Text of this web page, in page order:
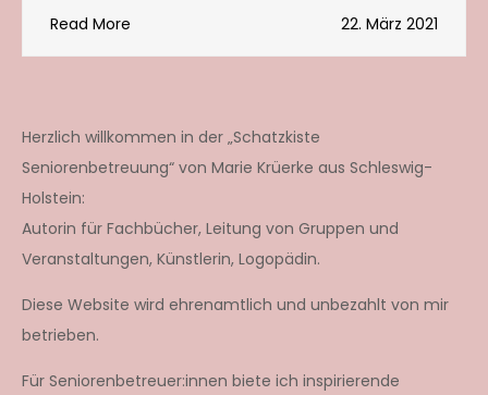
Read More 22. März 2021
Herzlich willkommen in der „Schatzkiste
Seniorenbetreuung“ von Marie Krüerke aus Schleswig-
Holstein:
Autorin für Fachbücher, Leitung von Gruppen und
Veranstaltungen, Künstlerin, Logopädin.
Diese Website wird ehrenamtlich und unbezahlt von mir
betrieben.
Für Seniorenbetreuer:innen biete ich inspirierende